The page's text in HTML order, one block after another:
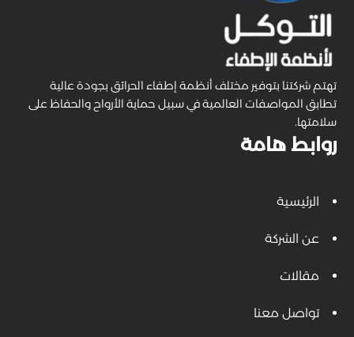
روابط هامة
الرئيسية
عن الشركة
مقالات
تواصل معنا
تهتم شركتنا بتوفير مختلف أنظمة إطفاء الحرائق بجودة عالية
تطابق المواصفات العالمية في سبيل حماية الأرواح والحفاظ على
سلامتها.